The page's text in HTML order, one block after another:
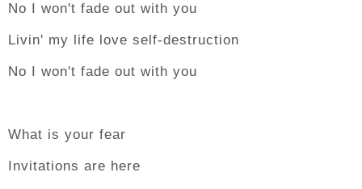
No I won't fade out with you
Livin' my life love self-destruction
No I won't fade out with you
What is your fear
Invitations are here